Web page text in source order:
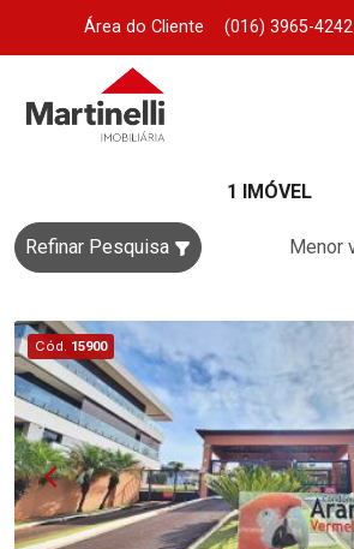
Área do Cliente (016) 3965-4242
1 IMÓVEL
Refinar Pesquisa
Cód. 15900